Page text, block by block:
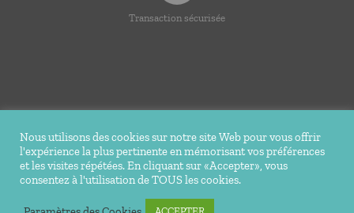
Transaction sécurisée
© Copyright 2020 -2026 | Ti Bakoua | Tous droits
réservés |Mentions légales| Conception Réalisation du site
Nous utilisons des cookies sur notre site Web pour vous offrir
l'expérience la plus pertinente en mémorisant vos préférences
et les visites répétées. En cliquant sur «Accepter», vous
consentez à l'utilisation de TOUS les cookies.